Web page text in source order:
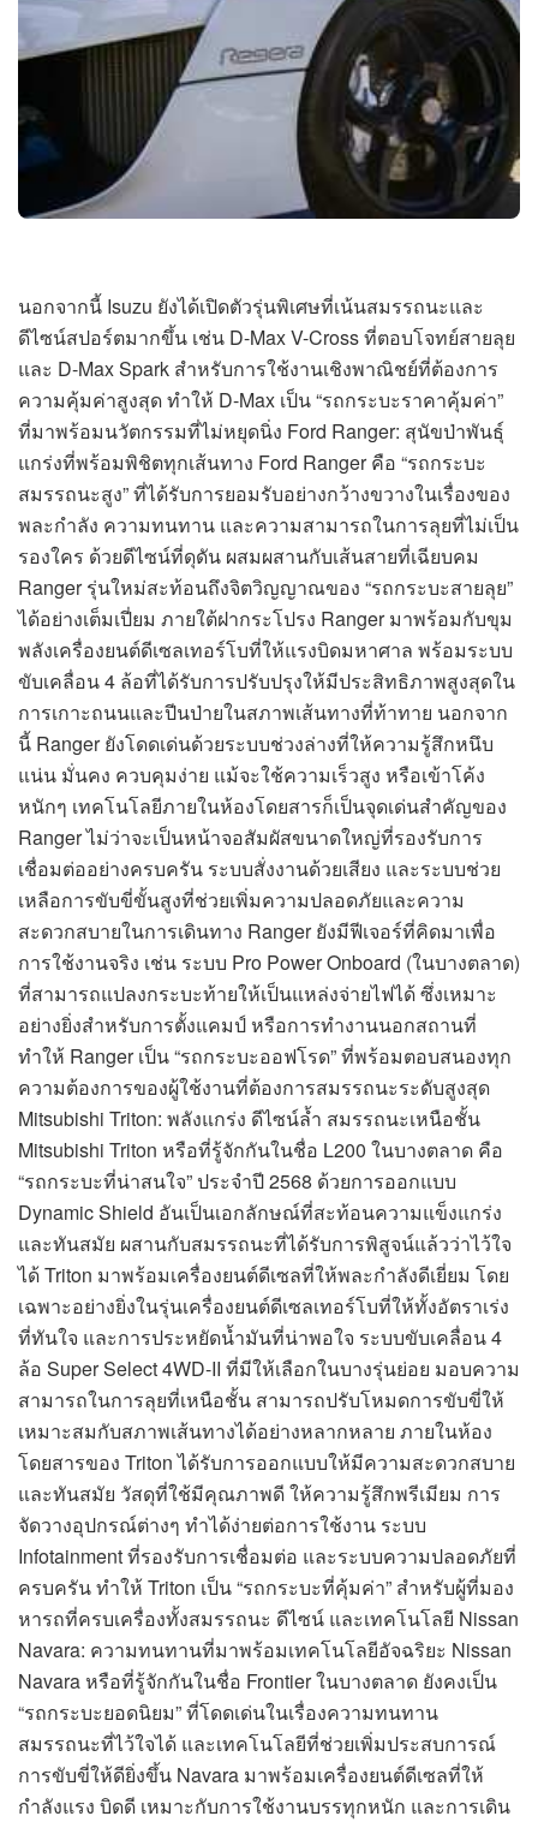
นอกจากนี้ Isuzu ยังได้เปิดตัวรุ่นพิเศษที่เน้นสมรรถนะและ
ดีไซน์สปอร์ตมากขึ้น เช่น D-Max V-Cross ที่ตอบโจทย์สายลุย
และ D-Max Spark สำหรับการใช้งานเชิงพาณิชย์ที่ต้องการ
ความคุ้มค่าสูงสุด ทำให้ D-Max เป็น “รถกระบะราคาคุ้มค่า”
ที่มาพร้อมนวัตกรรมที่ไม่หยุดนิ่ง Ford Ranger: สุนัขป่าพันธุ์
แกร่งที่พร้อมพิชิตทุกเส้นทาง Ford Ranger คือ “รถกระบะ
สมรรถนะสูง” ที่ได้รับการยอมรับอย่างกว้างขวางในเรื่องของ
พละกำลัง ความทนทาน และความสามารถในการลุยที่ไม่เป็น
รองใคร ด้วยดีไซน์ที่ดุดัน ผสมผสานกับเส้นสายที่เฉียบคม
Ranger รุ่นใหม่สะท้อนถึงจิตวิญญาณของ “รถกระบะสายลุย”
ได้อย่างเต็มเปี่ยม ภายใต้ฝากระโปรง Ranger มาพร้อมกับขุม
พลังเครื่องยนต์ดีเซลเทอร์โบที่ให้แรงบิดมหาศาล พร้อมระบบ
ขับเคลื่อน 4 ล้อที่ได้รับการปรับปรุงให้มีประสิทธิภาพสูงสุดใน
การเกาะถนนและปีนป่ายในสภาพเส้นทางที่ท้าทาย นอกจาก
นี้ Ranger ยังโดดเด่นด้วยระบบช่วงล่างที่ให้ความรู้สึกหนึบ
แน่น มั่นคง ควบคุมง่าย แม้จะใช้ความเร็วสูง หรือเข้าโค้ง
หนักๆ เทคโนโลยีภายในห้องโดยสารก็เป็นจุดเด่นสำคัญของ
Ranger ไม่ว่าจะเป็นหน้าจอสัมผัสขนาดใหญ่ที่รองรับการ
เชื่อมต่ออย่างครบครัน ระบบสั่งงานด้วยเสียง และระบบช่วย
เหลือการขับขี่ขั้นสูงที่ช่วยเพิ่มความปลอดภัยและความ
สะดวกสบายในการเดินทาง Ranger ยังมีฟีเจอร์ที่คิดมาเพื่อ
การใช้งานจริง เช่น ระบบ Pro Power Onboard (ในบางตลาด)
ที่สามารถแปลงกระบะท้ายให้เป็นแหล่งจ่ายไฟได้ ซึ่งเหมาะ
อย่างยิ่งสำหรับการตั้งแคมป์ หรือการทำงานนอกสถานที่
ทำให้ Ranger เป็น “รถกระบะออฟโรด” ที่พร้อมตอบสนองทุก
ความต้องการของผู้ใช้งานที่ต้องการสมรรถนะระดับสูงสุด
Mitsubishi Triton: พลังแกร่ง ดีไซน์ล้ำ สมรรถนะเหนือชั้น
Mitsubishi Triton หรือที่รู้จักกันในชื่อ L200 ในบางตลาด คือ
“รถกระบะที่น่าสนใจ” ประจำปี 2568 ด้วยการออกแบบ
Dynamic Shield อันเป็นเอกลักษณ์ที่สะท้อนความแข็งแกร่ง
และทันสมัย ผสานกับสมรรถนะที่ได้รับการพิสูจน์แล้วว่าไว้ใจ
ได้ Triton มาพร้อมเครื่องยนต์ดีเซลที่ให้พละกำลังดีเยี่ยม โดย
เฉพาะอย่างยิ่งในรุ่นเครื่องยนต์ดีเซลเทอร์โบที่ให้ทั้งอัตราเร่ง
ที่ทันใจ และการประหยัดน้ำมันที่น่าพอใจ ระบบขับเคลื่อน 4
ล้อ Super Select 4WD-II ที่มีให้เลือกในบางรุ่นย่อย มอบความ
สามารถในการลุยที่เหนือชั้น สามารถปรับโหมดการขับขี่ให้
เหมาะสมกับสภาพเส้นทางได้อย่างหลากหลาย ภายในห้อง
โดยสารของ Triton ได้รับการออกแบบให้มีความสะดวกสบาย
และทันสมัย วัสดุที่ใช้มีคุณภาพดี ให้ความรู้สึกพรีเมียม การ
จัดวางอุปกรณ์ต่างๆ ทำได้ง่ายต่อการใช้งาน ระบบ
Infotainment ที่รองรับการเชื่อมต่อ และระบบความปลอดภัยที่
ครบครัน ทำให้ Triton เป็น “รถกระบะที่คุ้มค่า” สำหรับผู้ที่มอง
หารถที่ครบเครื่องทั้งสมรรถนะ ดีไซน์ และเทคโนโลยี Nissan
Navara: ความทนทานที่มาพร้อมเทคโนโลยีอัจฉริยะ Nissan
Navara หรือที่รู้จักกันในชื่อ Frontier ในบางตลาด ยังคงเป็น
“รถกระบะยอดนิยม” ที่โดดเด่นในเรื่องความทนทาน
สมรรถนะที่ไว้ใจได้ และเทคโนโลยีที่ช่วยเพิ่มประสบการณ์
การขับขี่ให้ดียิ่งขึ้น Navara มาพร้อมเครื่องยนต์ดีเซลที่ให้
กำลังแรง บิดดี เหมาะกับการใช้งานบรรทุกหนัก และการเดิน